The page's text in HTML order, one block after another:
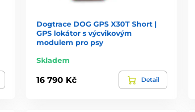
Dogtrace DOG GPS X30T Short |
GPS lokátor s výcvikovým
modulem pro psy
Skladem
16 790 Kč Detail